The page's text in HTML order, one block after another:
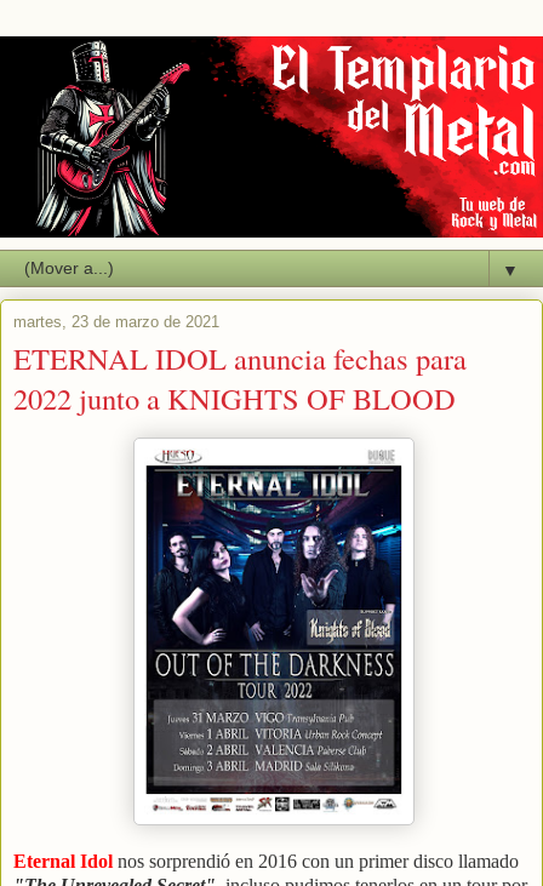
▼
martes, 23 de marzo de 2021
ETERNAL IDOL anuncia fechas para
2022 junto a KNIGHTS OF BLOOD
Eternal Idol nos sorprendió en 2016 con un primer disco llamado